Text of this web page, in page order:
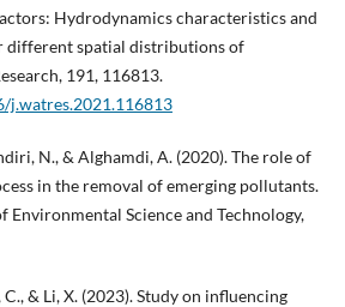
Hydrodynamics characteristics and
different spatial distributions of
191, 116813.
j.watres.2021.116813
N., & Alghamdi, A. (2020). The role of
in the removal of emerging pollutants.
Science and Technology,
C., & Li, X. (2023). Study on influencing